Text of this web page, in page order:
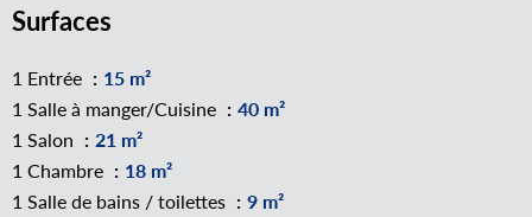
Surfaces
1 Entrée
15 m²
1 Salle à manger/Cuisine
40 m²
1 Salon
21 m²
1 Chambre
18 m²
1 Salle de bains / toilettes
9 m²